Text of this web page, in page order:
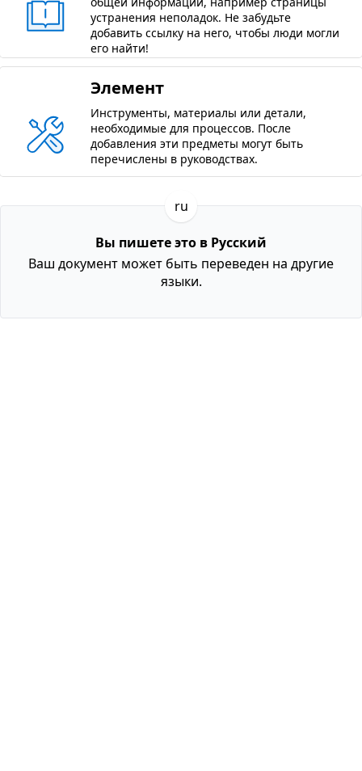
устранения неполадок. Не забудьте
добавить ссылку на него, чтобы люди могли
его найти!
Элемент
Инструменты, материалы или детали,
необходимые для процессов. После
добавления эти предметы могут быть
перечислены в руководствах.
ru
Вы пишете это в Русский
Ваш документ может быть переведен на другие
языки.